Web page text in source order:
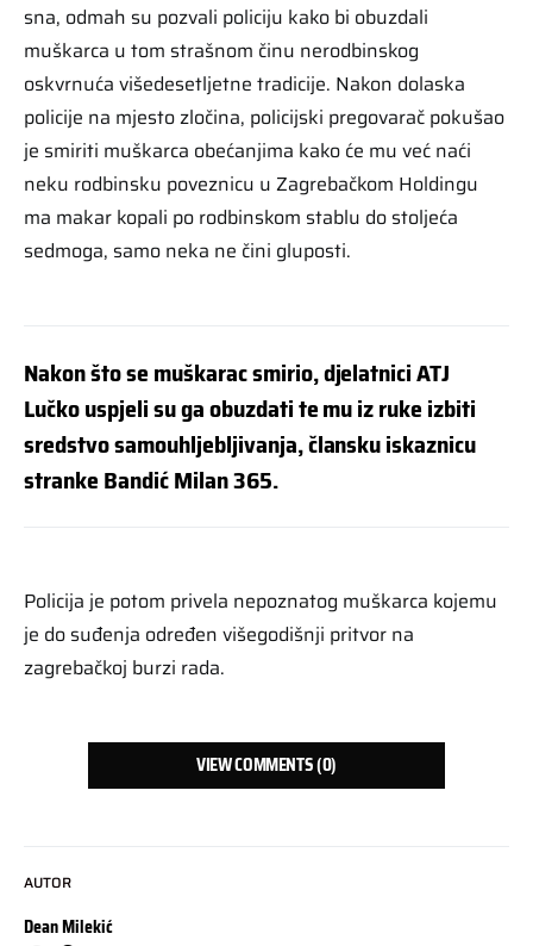
AUTOR
Dean Milekić
sna, odmah su pozvali policiju kako bi obuzdali
muškarca u tom strašnom činu nerodbinskog
oskvrnuća višedesetljetne tradicije. Nakon dolaska
policije na mjesto zločina, policijski pregovarač pokušao
je smiriti muškarca obećanjima kako će mu već naći
neku rodbinsku poveznicu u Zagrebačkom Holdingu
ma makar kopali po rodbinskom stablu do stoljeća
sedmoga, samo neka ne čini gluposti.
Nakon što se muškarac smirio, djelatnici ATJ
Lučko uspjeli su ga obuzdati te mu iz ruke izbiti
sredstvo samouhljebljivanja, člansku iskaznicu
stranke Bandić Milan 365.
Policija je potom privela nepoznatog muškarca kojemu
je do suđenja određen višegodišnji pritvor na
zagrebačkoj burzi rada.
VIEW COMMENTS (0)